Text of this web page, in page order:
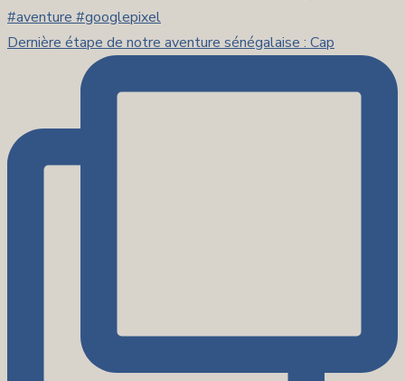
Dernière étape de notre aventure sénégalaise : Cap